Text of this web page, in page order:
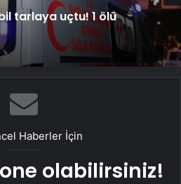
tarlaya uçtu! 1 ölü
Haberler İçin
olabilirsiniz!